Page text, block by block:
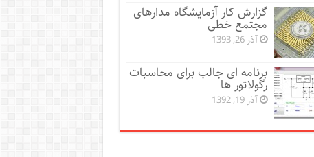
گزارش کار آزمایشگاه مدارهای
مجتمع خطی
آذر 26, 1393
برنامه ای جالب برای محاسبات
رگولاتور ها
آذر 19, 1392